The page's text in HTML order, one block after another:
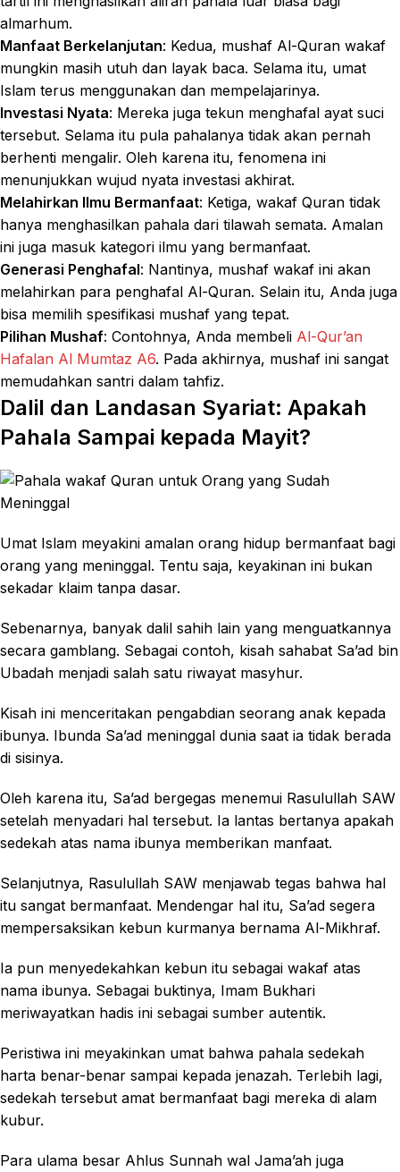
almarhum.
Manfaat Berkelanjutan: Kedua, mushaf Al-Quran wakaf
mungkin masih utuh dan layak baca. Selama itu, umat
Islam terus menggunakan dan mempelajarinya.
Investasi Nyata: Mereka juga tekun menghafal ayat suci
tersebut. Selama itu pula pahalanya tidak akan pernah
berhenti mengalir. Oleh karena itu, fenomena ini
menunjukkan wujud nyata investasi akhirat.
Melahirkan Ilmu Bermanfaat: Ketiga, wakaf Quran tidak
hanya menghasilkan pahala dari tilawah semata. Amalan
ini juga masuk kategori ilmu yang bermanfaat.
Generasi Penghafal: Nantinya, mushaf wakaf ini akan
melahirkan para penghafal Al-Quran. Selain itu, Anda juga
bisa memilih spesifikasi mushaf yang tepat.
Pilihan Mushaf: Contohnya, Anda membeli Al-Qur’an
Hafalan Al Mumtaz A6. Pada akhirnya, mushaf ini sangat
memudahkan santri dalam tahfiz.
Dalil dan Landasan Syariat: Apakah
Pahala Sampai kepada Mayit?
Umat Islam meyakini amalan orang hidup bermanfaat bagi
orang yang meninggal. Tentu saja, keyakinan ini bukan
sekadar klaim tanpa dasar.
Sebenarnya, banyak dalil sahih lain yang menguatkannya
secara gamblang. Sebagai contoh, kisah sahabat Sa’ad bin
Ubadah menjadi salah satu riwayat masyhur.
Kisah ini menceritakan pengabdian seorang anak kepada
ibunya. Ibunda Sa’ad meninggal dunia saat ia tidak berada
di sisinya.
Oleh karena itu, Sa’ad bergegas menemui Rasulullah SAW
setelah menyadari hal tersebut. Ia lantas bertanya apakah
sedekah atas nama ibunya memberikan manfaat.
Selanjutnya, Rasulullah SAW menjawab tegas bahwa hal
itu sangat bermanfaat. Mendengar hal itu, Sa’ad segera
mempersaksikan kebun kurmanya bernama Al-Mikhraf.
Ia pun menyedekahkan kebun itu sebagai wakaf atas
nama ibunya. Sebagai buktinya, Imam Bukhari
meriwayatkan hadis ini sebagai sumber autentik.
Peristiwa ini meyakinkan umat bahwa pahala sedekah
harta benar-benar sampai kepada jenazah. Terlebih lagi,
sedekah tersebut amat bermanfaat bagi mereka di alam
kubur.
Para ulama besar Ahlus Sunnah wal Jama’ah juga